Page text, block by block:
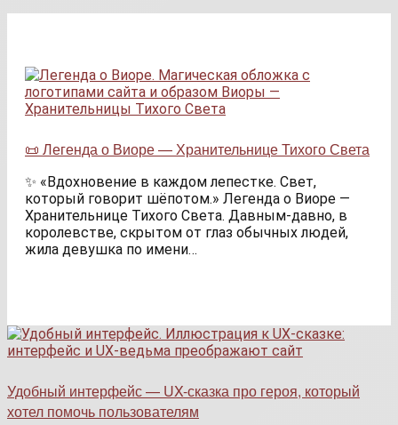
📜 Легенда о Виоре — Хранительнице Тихого Света
✨ «Вдохновение в каждом лепестке. Свет,
который говорит шёпотом.» Легенда о Виоре —
Хранительнице Тихого Света. Давным-давно, в
королевстве, скрытом от глаз обычных людей,
жила девушка по имени…
Удобный интерфейс — UX-сказка про героя, который
хотел помочь пользователям